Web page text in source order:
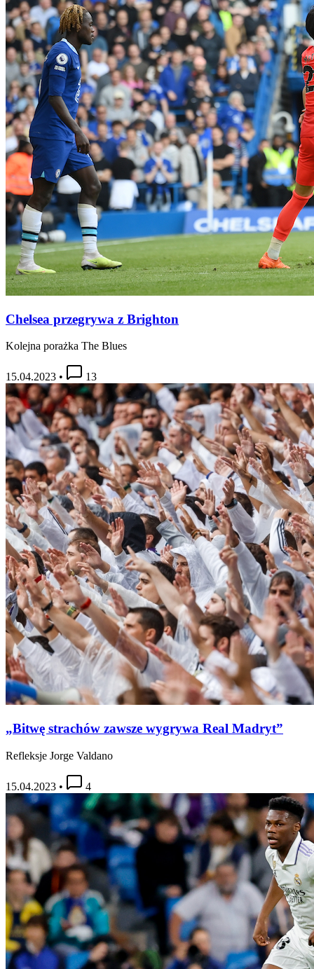
Chelsea przegrywa z Brighton
Kolejna porażka The Blues
15.04.2023 • 13
„Bitwę strachów zawsze wygrywa Real Madryt”
Refleksje Jorge Valdano
15.04.2023 • 4